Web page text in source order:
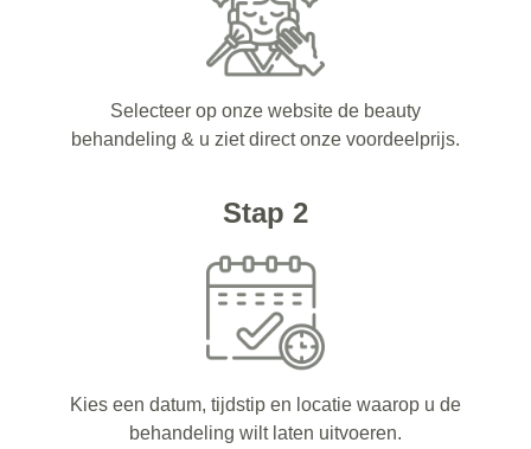
Selecteer op onze website de beauty
behandeling & u ziet direct onze voordeelprijs.
Stap 2
Kies een datum, tijdstip en locatie waarop u de
behandeling wilt laten uitvoeren.